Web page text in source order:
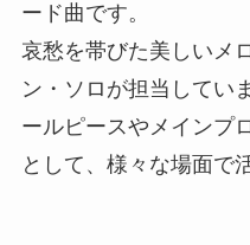
ード曲です。
哀愁を帯びた美しいメ
ン・ソロが担当してい
ールピースやメインプ
として、様々な場面で